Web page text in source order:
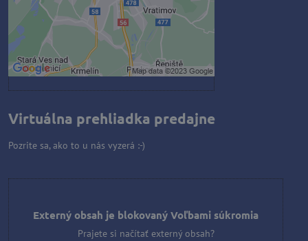
Povoliť a zapamätať - súhlas s
druhom cookie: Funkčné
Otvoriť obsah v novom okne
Virtuálna prehliadka predajne
Pozrite sa, ako to u nás vyzerá :-)
Externý obsah je blokovaný Voľbami súkromia
Prajete si načítať externý obsah?